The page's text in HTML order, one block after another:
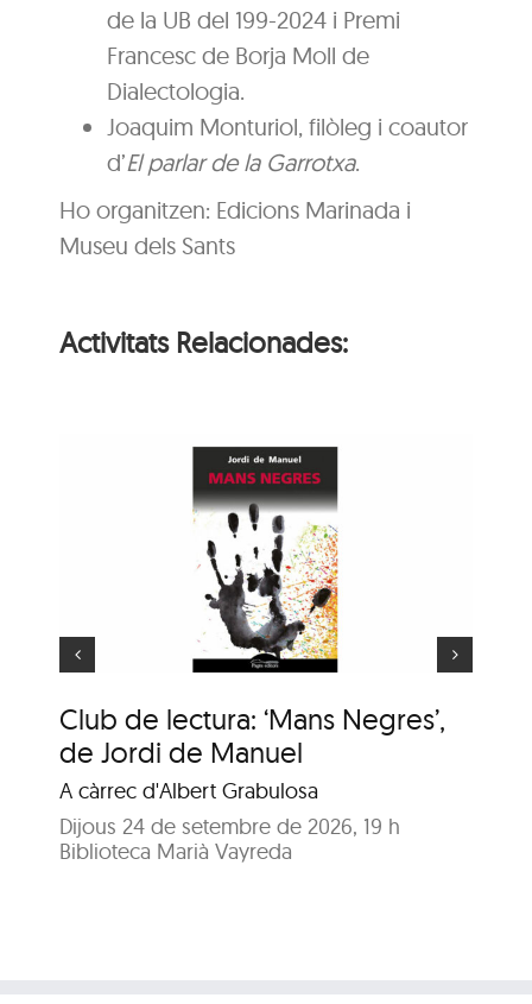
de la UB del 199-2024 i Premi
Francesc de Borja Moll de
Dialectologia.
Joaquim Monturiol, filòleg i coautor
d’El parlar de la Garrotxa.
Ho organitzen: Edicions Marinada i
Museu dels Sants
Activitats Relacionades:
Club de lectura: ‘Mans Negres’,
de Jordi de Manuel
A càrrec d'Albert Grabulosa
Dijous 24 de setembre de 2026, 19 h
Biblioteca Marià Vayreda
Animaler